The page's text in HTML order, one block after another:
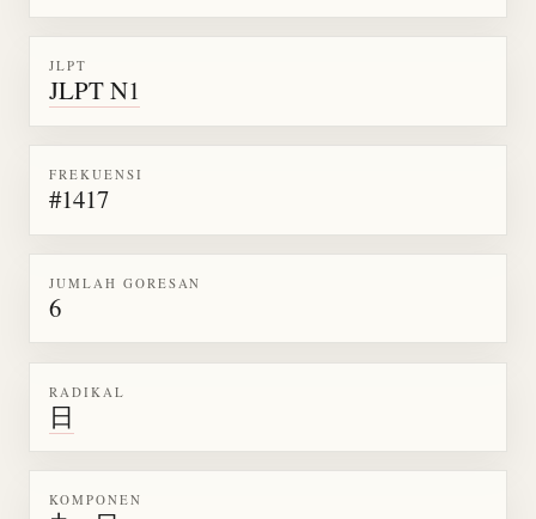
JLPT
JLPT N1
FREKUENSI
#1417
JUMLAH GORESAN
6
RADIKAL
日
KOMPONEN